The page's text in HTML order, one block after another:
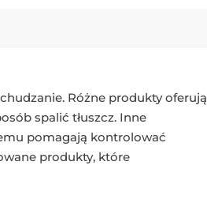
Różne produkty oferują
spalić tłuszcz. Inne
pomagają kontrolować
produkty, które